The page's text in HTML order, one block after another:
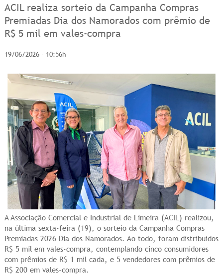
ACIL realiza sorteio da Campanha Compras
Premiadas Dia dos Namorados com prêmio de
R$ 5 mil em vales-compra
19/06/2026 - 10:56h
A Associação Comercial e Industrial de Limeira (ACIL) realizou,
na última sexta-feira (19), o sorteio da Campanha Compras
Premiadas 2026 Dia dos Namorados. Ao todo, foram distribuídos
R$ 5 mil em vales-compra, contemplando cinco consumidores
com prêmios de R$ 1 mil cada, e 5 vendedores com prêmios de
R$ 200 em vales-compra.